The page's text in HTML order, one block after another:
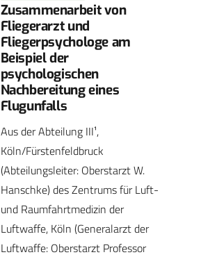
Zusammenarbeit von
Fliegerarzt und
Fliegerpsychologe am
Beispiel der
psychologischen
Nachbereitung eines
Flugunfalls
Aus der Abteilung III¹,
Köln/Fürstenfeldbruck
(Abteilungsleiter: Oberstarzt W.
Hanschke) des Zentrums für Luft-
und Raumfahrtmedizin der
Luftwaffe, Köln (Generalarzt der
Luftwaffe: Oberstarzt Professor